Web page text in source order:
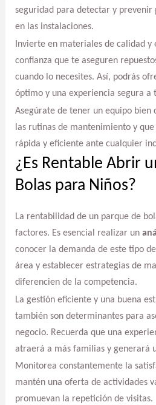
seguridad para detectar y prevenir
en las instalaciones.
Invierte en materiales de calidad y
confianza que te aseguren
cuando lo necesites. Así, podrás
óptimo y una experiencia segura a
Asegúrate de tener un equipo bien
las rutinas de mantenimiento y
rápida y eficiente ante cualquier
¿Es Rentable Abrir
Bolas para Niños?
La rentabilidad de un parque de
factores. Es esencial realizar un
conocer la demanda de este tipo
área y establecer estrategias de
diferencien de la competencia.
La gestión eficiente y una buena
también son determinantes para
negocio. Recuerda que una
atraerá a más familias y generará
Monitorea constantemente la
mantén una oferta de actividades
promuevan la repetición de visitas.